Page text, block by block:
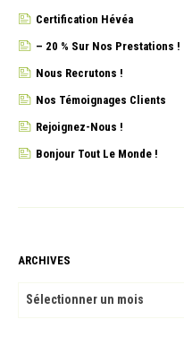
Certification Hévéa
– 20 % Sur Nos Prestations !
Nous Recrutons !
Nos Témoignages Clients
Rejoignez-Nous !
Bonjour Tout Le Monde !
ARCHIVES
ARCHIVES